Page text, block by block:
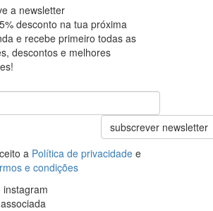
a newsletter
desconto na tua próxima
e recebe primeiro todas as
descontos e melhores
subscrever newsletter
a Política de privacidade e
e condições